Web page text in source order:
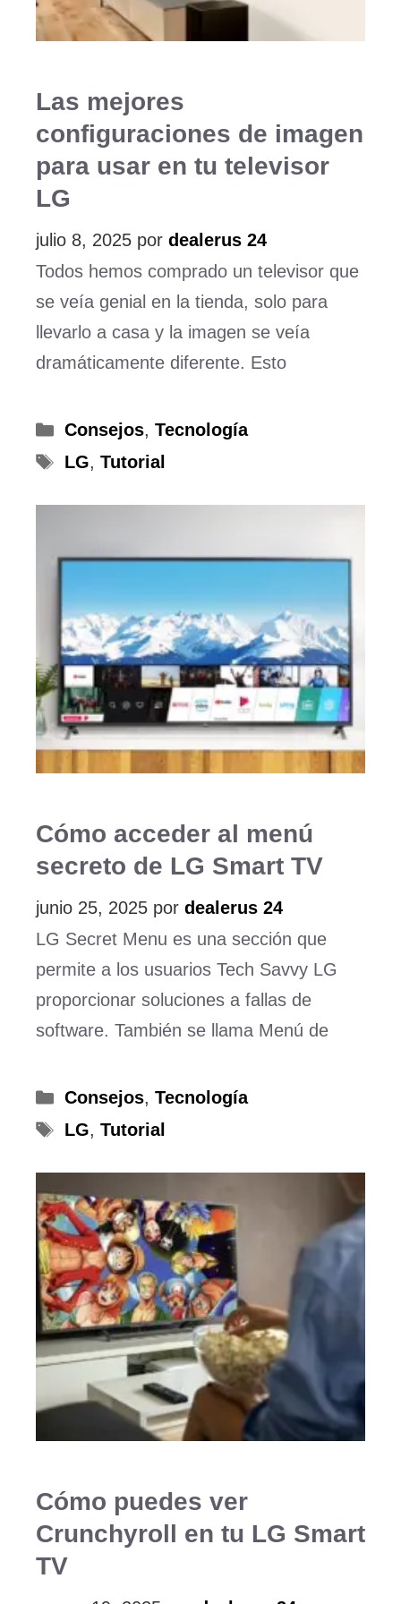
Las mejores
configuraciones de imagen
para usar en tu televisor
LG
julio 8, 2025 por dealerus 24
Todos hemos comprado un televisor que
se veía genial en la tienda, solo para
llevarlo a casa y la imagen se veía
dramáticamente diferente. Esto
Categorías
Consejos, Tecnología
Etiquetas
LG, Tutorial
Cómo acceder al menú
secreto de LG Smart TV
junio 25, 2025 por dealerus 24
LG Secret Menu es una sección que
permite a los usuarios Tech Savvy LG
proporcionar soluciones a fallas de
software. También se llama Menú de
Categorías
Consejos, Tecnología
Etiquetas
LG, Tutorial
Cómo puedes ver
Crunchyroll en tu LG Smart
TV